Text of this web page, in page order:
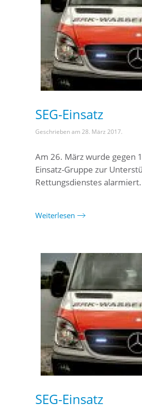
SEG-Einsatz
Geschrieben am 28. März 2017.
Am 26. März wurde gegen
Einsatz-Gruppe zur
Rettungsdienstes
Weiterlesen
SEG-Einsatz